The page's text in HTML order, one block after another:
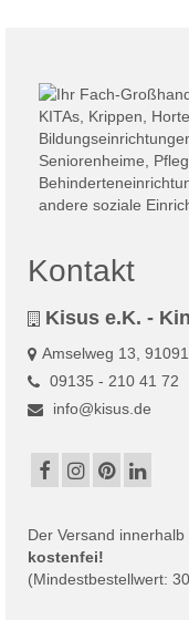
Kontakt
Kisus e.K. -
Amselweg 13,
09135 - 210 41 72
info@kisus.de
Der Versand
kostenfei!
(Mindestbestellwert: